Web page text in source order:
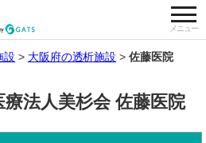
メニュー
析施設を検索する
設 大阪府の透析施設 佐藤医院
療法人美杉会 佐藤医院